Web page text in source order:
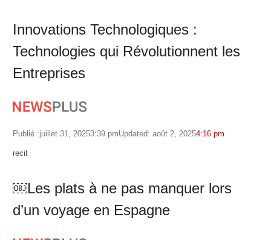
Innovations Technologiques :
Technologies qui Révolutionnent les
Entreprises
Publié :juillet 31, 20253:39 pmUpdated: août 2, 20254:16 pm
Author
recit
￼Les plats à ne pas manquer lors
d’un voyage en Espagne